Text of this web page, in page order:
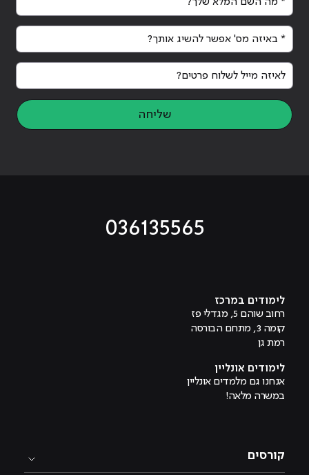
* באיזה מס' אפשר להשיג אותך?
לאיזה מייל לשלוח פרטים?
שליחה
036135565
לימודים במרכז
רחוב שוהם 5, מגדלי פז
קומה 3, מתחם הבורסה
רמת גן
לימודים אונליין
אנחנו גם מלמדים אונליין
במשרה מלאה!
קורסים